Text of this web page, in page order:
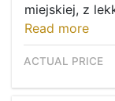
miejskiej, z
Read more